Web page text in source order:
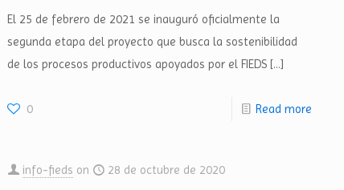
El 25 de febrero de 2021 se inauguró oficialmente la
segunda etapa del proyecto que busca la sostenibilidad
de los procesos productivos apoyados por el FIEDS […]
0 Read more
info-fieds on 28 de octubre de 2020